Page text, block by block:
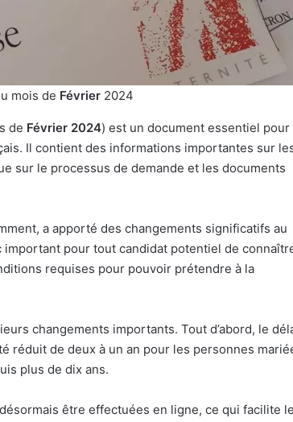
mois de Février2024
de Février 2024) est un document essentiel pour
Il contient des informations importantes sur
sur le processus de demande et les documents
a apporté des changements significatifs au
pour tout candidat potentiel de
requises pour pouvoir prétendre à la
changements importants. Tout d’abord, le
réduit de deux à un an pour les personnes
plus de dix ans.
être effectuées en ligne, ce qui facilite le